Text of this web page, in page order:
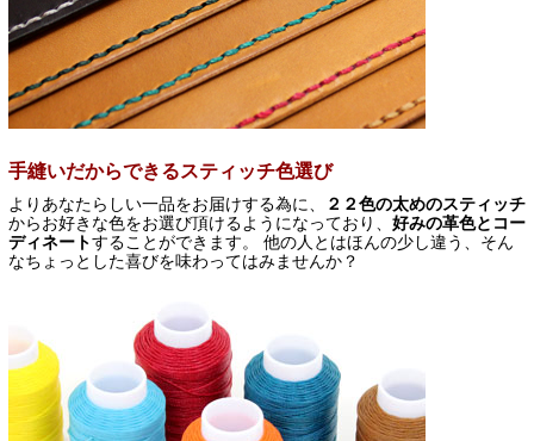
手縫いだからできるスティッチ色選び
よりあなたらしい一品をお届けする為に、
２２色の太めのスティッチ
からお好きな色をお選び頂けるようになっており、 好みの革色とコー
ディネートすることができます。 他の人とはほんの少し違う、そん
なちょっとした喜びを味わってはみませんか？